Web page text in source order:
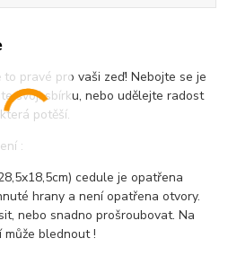
pravé pro vaši zeď! Nebojte se je
svoji sbírku, nebo udělejte radost
potěší.
:
cedule je opatřena
hrany a není opatřena otvory.
nebo snadno prošroubovat. Na
může blednout !